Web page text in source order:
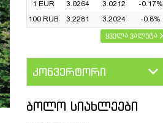
1 EUR
3.0264 3.0212
-0.17%
100 RUB
3.2281 3.2024
-0.8%
ყველა ვალუტა
კონვერტორი
ᲑᲝᲚᲝ ᲡᲘᲐᲮᲚᲔᲔᲑᲘ